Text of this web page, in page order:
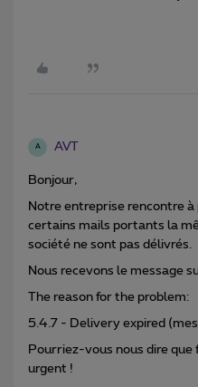
A AVT
Bonjour,
Notre entreprise rencontre
certains mails portants la
société ne sont pas délivrés.
Nous recevons le message
The reason for the problem:
5.4.7 - Delivery expired
Pourriez-vous nous dire que
urgent !